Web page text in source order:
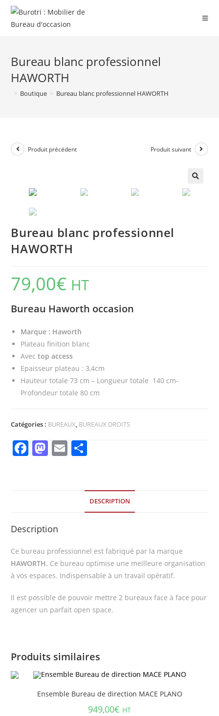
Bureau blanc professionnel
HAWORTH
> Boutique > Bureau blanc professionnel HAWORTH
Produit précédent Produit suivant
Bureau blanc professionnel
HAWORTH
79,00€ HT
Bureau Haworth occasion
Marque : Haworth
Plateau finition blanc
Avectop access
Epaisseur plateau : 3,4cm
Hauteur totale 73 cm – Longueur totale 140 cm-
Profondeur totale 80 cm
Catégories : BUREAUX, BUREAUX DROITS
F
o
k
M
o
E
g
er
DESCRIPTION
Description
Ce bureau professionnel est fabriqué par la marque
HAWORTH. Ce bureau optimise une meilleure organisation
à vos espaces. Indispensable à un travail opératif.
Il est possible de pouvoir mettre 2 bureaux face à face pour
agencer un parfait open space.
Produits similaires
Ensemble Bureau de direction MACE PLANO
949,00€ HT